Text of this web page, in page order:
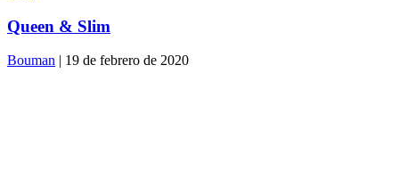
Queen & Slim
Bouman | 19 de febrero de 2020